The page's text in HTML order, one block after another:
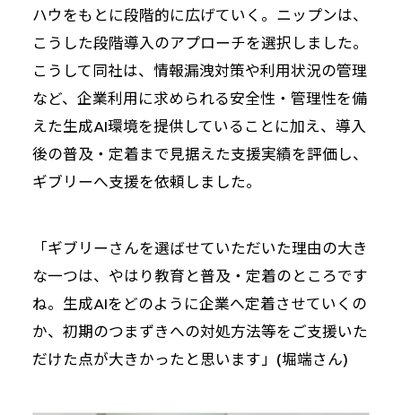
ハウをもとに段階的に広げていく。ニップンは、
こうした段階導入のアプローチを選択しました。
こうして同社は、情報漏洩対策や利用状況の管理
など、企業利用に求められる安全性・管理性を備
えた生成AI環境を提供していることに加え、導入
後の普及・定着まで見据えた支援実績を評価し、
ギブリーへ支援を依頼しました。
「ギブリーさんを選ばせていただいた理由の大き
な一つは、やはり教育と普及・定着のところです
ね。生成AIをどのように企業へ定着させていくの
か、初期のつまずきへの対処方法等をご支援いた
だけた点が大きかったと思います」(堀端さん)